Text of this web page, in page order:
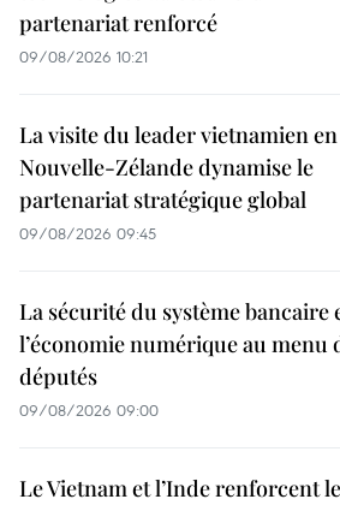
partenariat renforcé
09/08/2026 10:21
La visite du leader vietnamien en
Nouvelle-Zélande dynamise le
partenariat stratégique global
09/08/2026 09:45
La sécurité du système bancaire
l’économie numérique au menu
députés
09/08/2026 09:00
Le Vietnam et l’Inde renforcent